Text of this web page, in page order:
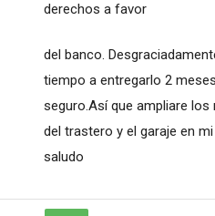
derechos a favor
del banco.
tiempo a entregarlo 2
seguro.Así que ampliare los
del trastero y el garaje en
saludo